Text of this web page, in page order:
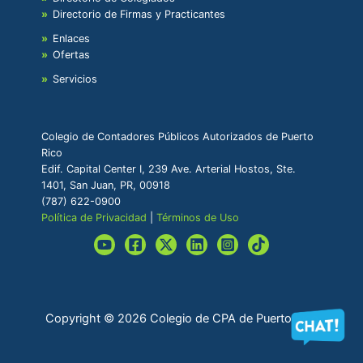
Directorio de Firmas y Practicantes
Enlaces
Ofertas
Servicios
Colegio de Contadores Públicos Autorizados de Puerto
Rico
Edif. Capital Center I, 239 Ave. Arterial Hostos, Ste.
1401, San Juan, PR, 00918
(787) 622-0900
Política de Privacidad |Términos de Uso
Copyright © 2026 Colegio de CPA de Puerto Rico